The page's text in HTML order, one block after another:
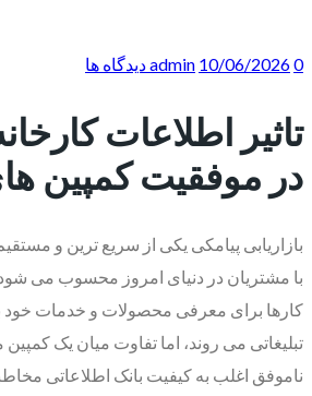
admin 10/06/20260 دیدگاه ها
تاثیر اطلاعات
در موفقیت کمپین
بازاریابی پیامکی یکی از سریع ترین و
با مشتریان در دنیای امروز محسوب می
کارها برای معرفی محصولات و خدمات خود
تبلیغاتی می روند، اما تفاوت میان یک
ناموفق اغلب به کیفیت بانک اطلاعاتی